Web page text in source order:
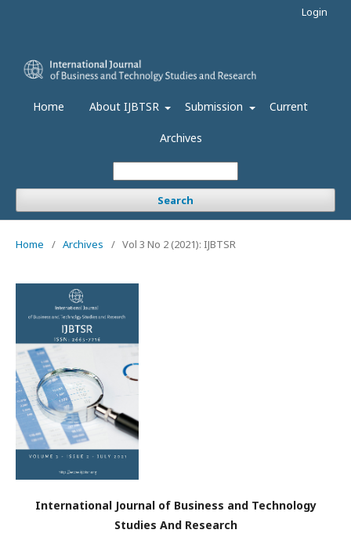
Home About IJBTSR Submission Current
Archives
Search
Login
Home / Archives / Vol 3 No 2 (2021): IJBTSR
International Journal of Business and Technology
Studies And Research